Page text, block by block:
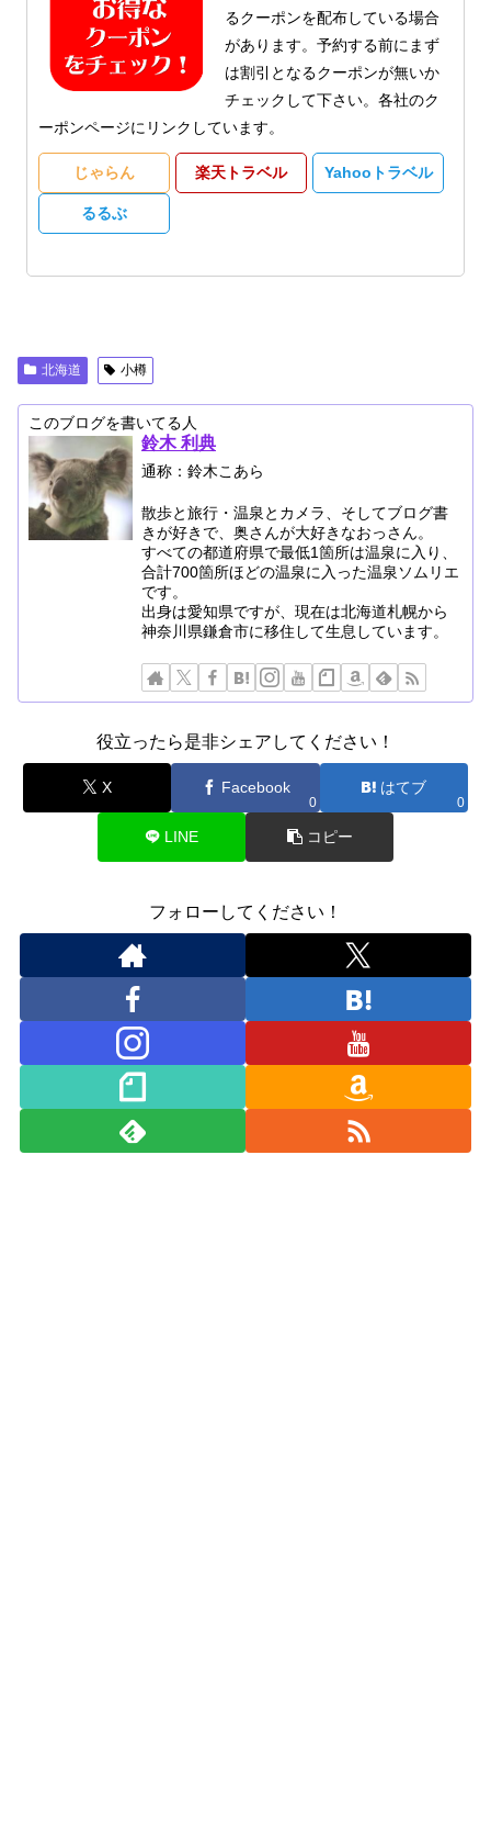
るクーポンを配布している場合
があります。予約する前にまず
は割引となるクーポンが無いか
チェックして下さい。各社のク
ーポンページにリンクしています。
じゃらん 楽天トラベル Yahooトラベル
るるぶ
北海道 小樽
このブログを書いてる人
鈴木 利典
通称：鈴木こあら
散歩と旅行・温泉とカメラ、そしてブログ書
きが好きで、奥さんが大好きなおっさん。
すべての都道府県で最低1箇所は温泉に入り、
合計700箇所ほどの温泉に入った温泉ソムリエ
です。
出身は愛知県ですが、現在は北海道札幌から
神奈川県鎌倉市に移住して生息しています。
役立ったら是非シェアしてください！
X Facebook
0
はてブ
0
LINE コピー
フォローしてください！